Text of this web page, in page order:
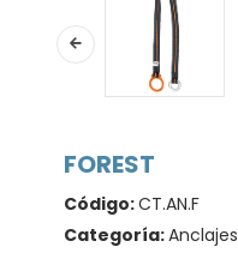
FOREST
Código:CT.AN.F
Categoría:Anclajes